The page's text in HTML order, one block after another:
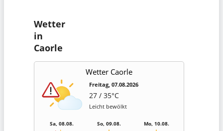
Wetter
in
Caorle
Wetter Caorle
Freitag, 07.08.2026
27 / 35°C
Leicht bewölkt
Sa, 08.08. So, 09.08. Mo, 10.08.